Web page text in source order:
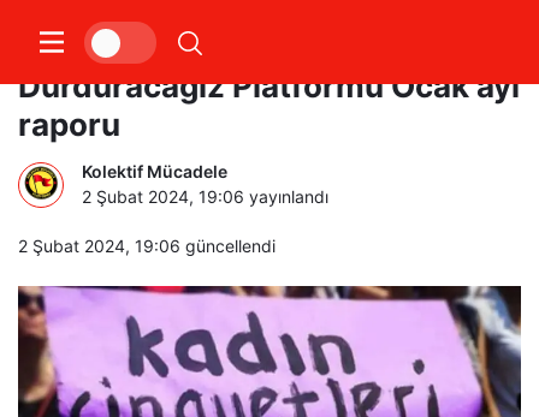
Kadın Cinayetlerini
Durduracağız Platformu Ocak ayı
raporu
Kolektif Mücadele
2 Şubat 2024, 19:06 yayınlandı
2 Şubat 2024, 19:06 güncellendi